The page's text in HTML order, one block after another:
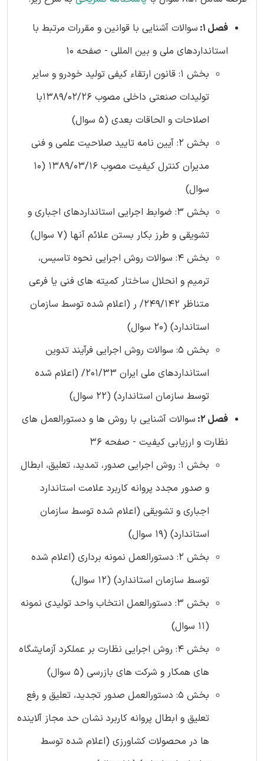
فصل 1:
سوالات آشنایی با قوانین و مقررات مرتبط با
استانداردهای ملی و بین المللی - صفحه 10
بخش 1: قانون ارتقاء کیفی تولید خودرو و سایر
تولیدات صنعتی داخلی مصوب 1389/02/26با
اصلاحات و الحاقات بعدی (5 سوال)
بخش 2: آیین نامه تایید صلاحیت علمی و فنی
مدیران کنترل کیفیت مصوب 1389/03/16 (10
سوال)
بخش 3: ضوابط اجرایی استانداردهای اجباری و
تشویقی و طرز بکار بستن علائم آنها (7 سوال)
بخش 4: سوالات روش اجرایی نحوه تاسیس،
ترمیم و انحلال ساختار کمیته های فنی یا فرعی
متناظر 249/142/ ر (اعلام شده توسط سازمان
استاندارد) (20 سوال)
بخش 5: سوالات روش اجرایی فرآیند تدوین
استانداردهای ملی ایران 201/33/ (اعلام شده
توسط سازمان استاندارد) (22 سوال)
فصل 2:
سوالات آشنایی با روش ها و دستورالعمل های
نظارت و ارزیابی کیفیت - صفحه 36
بخش 1: روش اجرایی صدور، تمدید، تعلیق، ابطال
و صدور مجدد پروانه کاربرد علامت استاندارد
اجباری و تشویقی (اعلام شده توسط سازمان
استاندارد) (19 سوال)
بخش 2: دستورالعمل نمونه برداری (اعلام شده
توسط سازمان استاندارد) (12 سوال)
بخش 3: دستورالعمل انتخاب واحد تولیدی نمونه
(11 سوال)
بخش 4: روش اجرایی نظارت بر عملکرد آزمایشگاه
های همکار و شرکت های بازرسی (5 سوال)
بخش 5: دستورالعمل صدور تجدید، تعلیق و رفع
تعلیق و ابطال پروانه کاربرد نشان حد مجاز آلاینده
ها در محصولات کشاورزی (اعلام شده توسط